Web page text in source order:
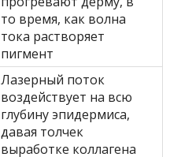
то время, как волна
тока растворяет
пигмент
Лазерный поток
воздействует на всю
глубину эпидермиса,
давая толчек
выработке коллагена